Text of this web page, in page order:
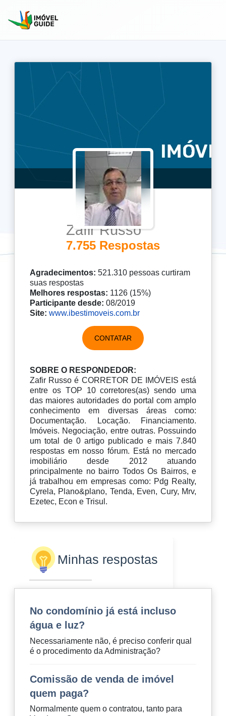
Zafir Russo
7.755 Respostas
Agradecimentos: 521.310 pessoas curtiram
suas respostas
Melhores respostas: 1126 (15%)
Participante desde: 08/2019
Site: www.ibestimoveis.com.br
CONTATAR
SOBRE O RESPONDEDOR:
Zafir Russo é CORRETOR DE IMÓVEIS está
entre os TOP 10 corretores(as) sendo uma
das maiores autoridades do portal com amplo
conhecimento em diversas áreas como:
Documentação. Locação. Financiamento.
Imóveis. Negociação, entre outras. Possuindo
um total de 0 artigo publicado e mais 7.840
respostas em nosso fórum. Está no mercado
imobiliário desde 2012 atuando
principalmente no bairro Todos Os Bairros, e
já trabalhou em empresas como: Pdg Realty,
Cyrela, Plano&plano, Tenda, Even, Cury, Mrv,
Ezetec, Econ e Trisul.
Minhas respostas
No condomínio já está incluso
água e luz?
Necessariamente não, é preciso conferir qual
é o procedimento da Administração?
Comissão de venda de imóvel
quem paga?
Normalmente quem o contratou, tanto para